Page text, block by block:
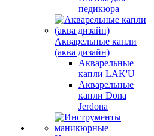
педикюра
Акварельные капли
(аква дизайн)
Акварельные
капли LAK'U
Акварельные
капли Dona
Jerdona